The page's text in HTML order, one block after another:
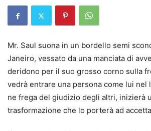
Mr. Saul suona in un bordello semi
Janeiro, vessato da una manciata di
deridono per il suo grosso corno sulla
vedrà entrare una persona come lui nel
ne frega del giudizio degli altri, inizierà
trasformazione che lo porterà ad